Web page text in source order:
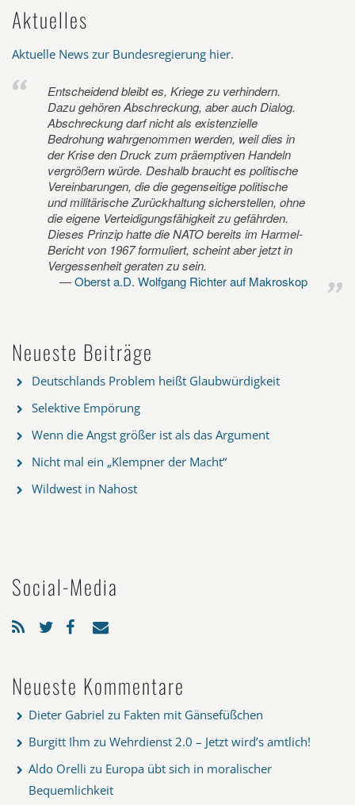
Aktuelles
Aktuelle News zur Bundesregierung hier.
Entscheidend bleibt es, Kriege zu verhindern.
Dazu gehören Abschreckung, aber auch Dialog.
Abschreckung darf nicht als existenzielle
Bedrohung wahrgenommen werden, weil dies in
der Krise den Druck zum präemptiven Handeln
vergrößern würde. Deshalb braucht es politische
Vereinbarungen, die die gegenseitige politische
und militärische Zurückhaltung sicherstellen, ohne
die eigene Verteidigungsfähigkeit zu gefährden.
Dieses Prinzip hatte die NATO bereits im Harmel-
Bericht von 1967 formuliert, scheint aber jetzt in
Vergessenheit geraten zu sein.
Oberst a.D. Wolfgang Richter auf Makroskop
Neueste Beiträge
Deutschlands Problem heißt Glaubwürdigkeit
Selektive Empörung
Wenn die Angst größer ist als das Argument
Nicht mal ein „Klempner der Macht“
Wildwest in Nahost
Social-Media
Neueste Kommentare
Dieter Gabriel zu Fakten mit Gänsefüßchen
Burgitt Ihm zu Wehrdienst 2.0 – Jetzt wird’s amtlich!
Aldo Orelli zu Europa übt sich in moralischer
Bequemlichkeit